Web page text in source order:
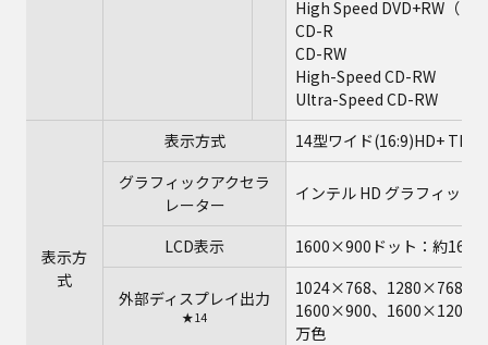
High Speed DVD+RW（
CD-R
CD-RW
High-Speed CD-RW
Ultra-Speed CD-RW
表示方
式
表示方式
14型ワイド(16:9)HD+ TFT
グラフィックアクセラ
レーター
インテル HD グラフィック
LCD表示 1600×900ドット：約1677
外部ディスプレイ出力
★14
1024×768、1280×768、
1600×900、1600×1200
万色